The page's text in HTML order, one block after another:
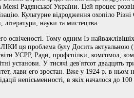
Радянської України. Цей процес
Культурне відродження охопіло
літератури, науки та мистецтва.
освіченості. Тому одним Із
ця проблема булу Досить актуальною
УСРР, Ради, профспілки, комсомол,
установи. У тисячі дев'ятсот двадцять
лави его зростан. Вже у 1924 р. в ньом
непісьменності, в якіх началося до